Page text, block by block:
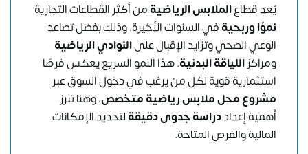
يُعد قطاعالملابس الرياضيةمن أكثر القطاعات التجارية
نموًا وربحيةفي السنوات الأخيرة، وذلك بفضل تصاعد
الوعي الصحي وتزايد الإقبال علىالنوادي الرياضية
ومراكزاللياقة البدنية. هذا النمو السريع يعكس فرصًا
استثمارية قوية لكل من يرغب في دخول السوق عبر
مشروع محل ملابس رياضية متخصص، وهنا تبرز
أهمية إعداددراسة جدوى دقيقةلتحديد الإمكانات
المالية والفرص المتاحة.